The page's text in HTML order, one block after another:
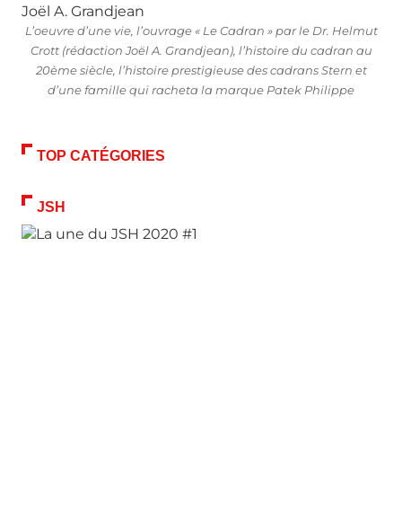
L’oeuvre d’une vie, l’ouvrage « Le Cadran » par le Dr. Helmut
Crott (rédaction Joël A. Grandjean), l’histoire du cadran au
20ème siècle, l’histoire prestigieuse des cadrans Stern et
d’une famille qui racheta la marque Patek Philippe
TOP CATÉGORIES
JSH